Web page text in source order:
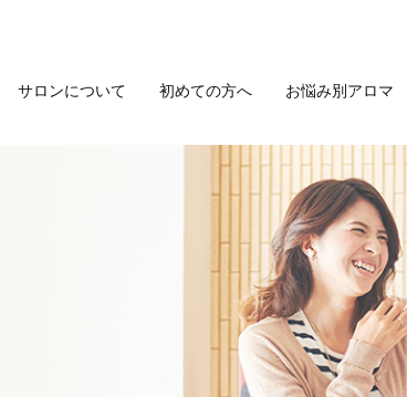
サロンについて 初めての方へ お悩み別アロマ